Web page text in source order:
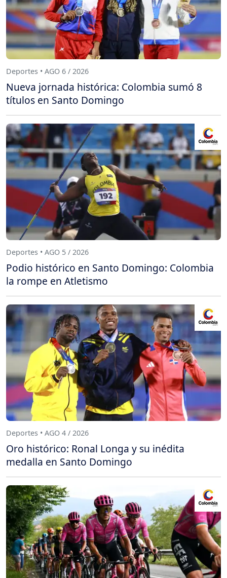
Deportes • AGO 6 / 2026
Nueva jornada histórica: Colombia sumó 8
títulos en Santo Domingo
Deportes • AGO 5 / 2026
Podio histórico en Santo Domingo: Colombia
la rompe en Atletismo
Deportes • AGO 4 / 2026
Oro histórico: Ronal Longa y su inédita
medalla en Santo Domingo